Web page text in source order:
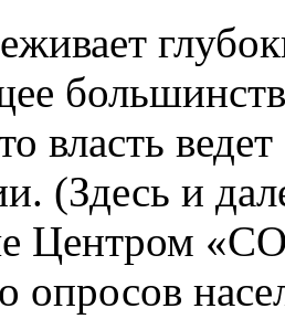
власть
(Здесь и
Центром
опросов